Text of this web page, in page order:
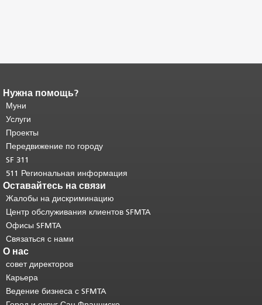
Конец содержимого
страницы.
страницы повторяется на каждой
странице.
основного содержимого .
Нужна помощь?
Муни
Услуги
Проекты
Передвижение по городу
SF 311
511 Региональная информация
Оставайтесь на связи
Жалобы на дискриминацию
Центр обслуживания клиентов SFMTA
Офисы SFMTA
Связаться с нами
О нас
совет директоров
Карьера
Ведение бизнеса с SFMTA